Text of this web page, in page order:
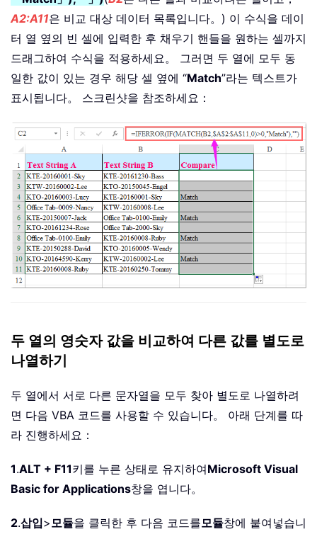
A2:A11은 비교 대상 데이터 목록입니다。) 이 수식을 데이
터 열 옆의 빈 셀에 입력한 후 채우기 핸들을 원하는 셀까지
드래그하여 수식을 적용하세요。 그러면 두 열에 모두 동
일한 값이 있는 경우 해당 셀 옆에 “Match”라는 텍스트가
표시됩니다。 스크린샷을 참조하세요：
두 열의 영숫자 값을 비교하여 다른 값를 별도로
나열하기
두 열에서 서로 다른 문자열을 모두 찾아 별도로 나열하려
면 다음 VBA 코드를 사용할 수 있습니다。 아래 단계를 따
라 진행하세요：
1.ALT + F11키를 누른 상태로 유지하여Microsoft Visual
Basic for Applications창을 엽니다。
2.삽입>모듈을 클릭한 후 다음 코드를모듈창에 붙여넣습니